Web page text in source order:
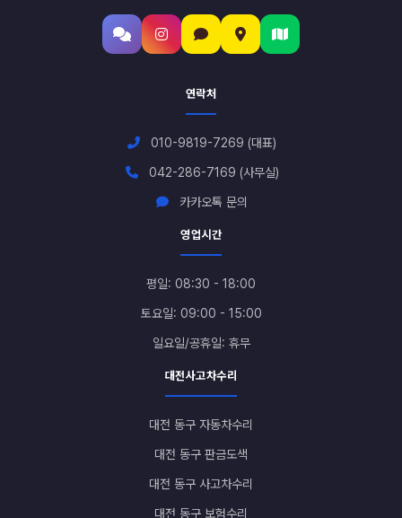
연락처
010-9819-7269 (대표)
042-286-7169 (사무실)
카카오톡 문의
영업시간
평일: 08:30 - 18:00
토요일: 09:00 - 15:00
일요일/공휴일: 휴무
대전사고차수리
대전 동구 자동차수리
대전 동구 판금도색
대전 동구 사고차수리
대전 동구 보험수리